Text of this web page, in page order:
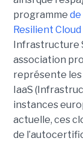
programme
Resilient
Infrastructure
association
représente
IaaS
instances
actuelle, ces
de